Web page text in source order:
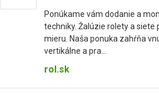
Ponúkame vám dodanie a
techniky. Žalúzie rolety a siete
mieru. Naša ponuka zahŕňa
vertikálne a pra...
rol.sk